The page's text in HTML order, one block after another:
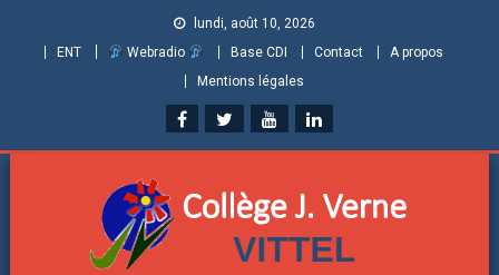
lundi, août 10, 2026
ENT
Webradio Base CDI Contact
A propos
Mentions légales